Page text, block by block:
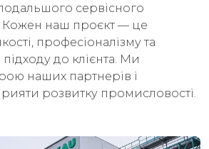
сервісного
Кожен наш проєкт — це
професіоналізму та
до клієнта. Ми
наших партнерів і
розвитку промисловості.